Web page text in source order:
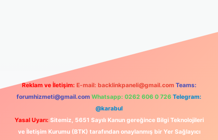
Reklam ve İletişim: E-mail: backlinkpaneli@gmail.com Teams:
forumhizmeti@gmail.com Whatsapp: 0262 606 0 726 Telegram:
@karabul
Yasal Uyarı: Sitemiz, 5651 Sayılı Kanun gereğince Bilgi Teknolojileri
ve İletişim Kurumu (BTK) tarafından onaylanmış bir Yer Sağlayıcı